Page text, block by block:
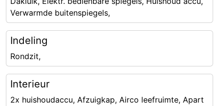
Verwarmde buitenspiegels,
Indeling
Rondzit,
Interieur
2x huishoudaccu, Afzuigkap, Airco leefruimte, Apart